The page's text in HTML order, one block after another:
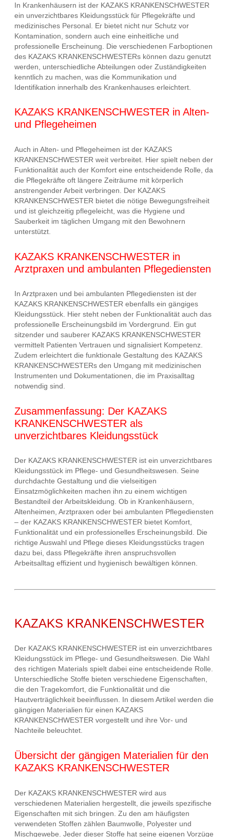
In Krankenhäusern ist der KAZAKS KRANKENSCHWESTER
ein unverzichtbares Kleidungsstück für Pflegekräfte und
medizinisches Personal. Er bietet nicht nur Schutz vor
Kontamination, sondern auch eine einheitliche und
professionelle Erscheinung. Die verschiedenen Farboptionen
des KAZAKS KRANKENSCHWESTERs können dazu genutzt
werden, unterschiedliche Abteilungen oder Zuständigkeiten
kenntlich zu machen, was die Kommunikation und
Identifikation innerhalb des Krankenhauses erleichtert.
KAZAKS KRANKENSCHWESTER in Alten-
und Pflegeheimen
Auch in Alten- und Pflegeheimen ist der KAZAKS
KRANKENSCHWESTER weit verbreitet. Hier spielt neben der
Funktionalität auch der Komfort eine entscheidende Rolle, da
die Pflegekräfte oft längere Zeiträume mit körperlich
anstrengender Arbeit verbringen. Der KAZAKS
KRANKENSCHWESTER bietet die nötige Bewegungsfreiheit
und ist gleichzeitig pflegeleicht, was die Hygiene und
Sauberkeit im täglichen Umgang mit den Bewohnern
unterstützt.
KAZAKS KRANKENSCHWESTER in
Arztpraxen und ambulanten Pflegediensten
In Arztpraxen und bei ambulanten Pflegediensten ist der
KAZAKS KRANKENSCHWESTER ebenfalls ein gängiges
Kleidungsstück. Hier steht neben der Funktionalität auch das
professionelle Erscheinungsbild im Vordergrund. Ein gut
sitzender und sauberer KAZAKS KRANKENSCHWESTER
vermittelt Patienten Vertrauen und signalisiert Kompetenz.
Zudem erleichtert die funktionale Gestaltung des KAZAKS
KRANKENSCHWESTERs den Umgang mit medizinischen
Instrumenten und Dokumentationen, die im Praxisalltag
notwendig sind.
Zusammenfassung: Der KAZAKS
KRANKENSCHWESTER als
unverzichtbares Kleidungsstück
Der KAZAKS KRANKENSCHWESTER ist ein unverzichtbares
Kleidungsstück im Pflege- und Gesundheitswesen. Seine
durchdachte Gestaltung und die vielseitigen
Einsatzmöglichkeiten machen ihn zu einem wichtigen
Bestandteil der Arbeitskleidung. Ob in Krankenhäusern,
Altenheimen, Arztpraxen oder bei ambulanten Pflegediensten
– der KAZAKS KRANKENSCHWESTER bietet Komfort,
Funktionalität und ein professionelles Erscheinungsbild. Die
richtige Auswahl und Pflege dieses Kleidungsstücks tragen
dazu bei, dass Pflegekräfte ihren anspruchsvollen
Arbeitsalltag effizient und hygienisch bewältigen können.
KAZAKS KRANKENSCHWESTER
Der KAZAKS KRANKENSCHWESTER ist ein unverzichtbares
Kleidungsstück im Pflege- und Gesundheitswesen. Die Wahl
des richtigen Materials spielt dabei eine entscheidende Rolle.
Unterschiedliche Stoffe bieten verschiedene Eigenschaften,
die den Tragekomfort, die Funktionalität und die
Hautverträglichkeit beeinflussen. In diesem Artikel werden die
gängigen Materialien für einen KAZAKS
KRANKENSCHWESTER vorgestellt und ihre Vor- und
Nachteile beleuchtet.
Übersicht der gängigen Materialien für den
KAZAKS KRANKENSCHWESTER
Der KAZAKS KRANKENSCHWESTER wird aus
verschiedenen Materialien hergestellt, die jeweils spezifische
Eigenschaften mit sich bringen. Zu den am häufigsten
verwendeten Stoffen zählen Baumwolle, Polyester und
Mischgewebe. Jeder dieser Stoffe hat seine eigenen Vorzüge